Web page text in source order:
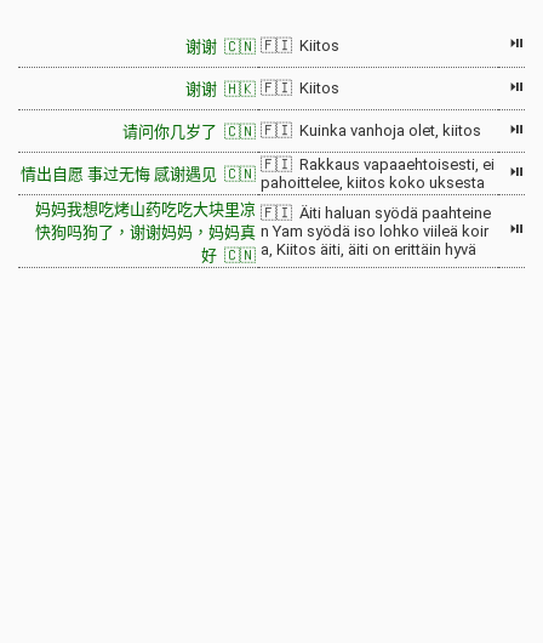
谢谢 🇨🇳 🇫🇮 Kiitos ⏯
谢谢 🇭🇰 🇫🇮 Kiitos ⏯
请问你几岁了 🇨🇳 🇫🇮 Kuinka vanhoja olet, kiitos ⏯
情出自愿 事过无悔 感谢遇见 🇨🇳
🇫🇮 Rakkaus vapaaehtoisesti, ei
pahoittelee, kiitos koko uksesta
⏯
妈妈我想吃烤山药吃吃大块里凉
快狗吗狗了，谢谢妈妈，妈妈真
好 🇨🇳
🇫🇮 Äiti haluan syödä paahteine
n Yam syödä iso lohko viileä koir
a, Kiitos äiti, äiti on erittäin hyvä
⏯